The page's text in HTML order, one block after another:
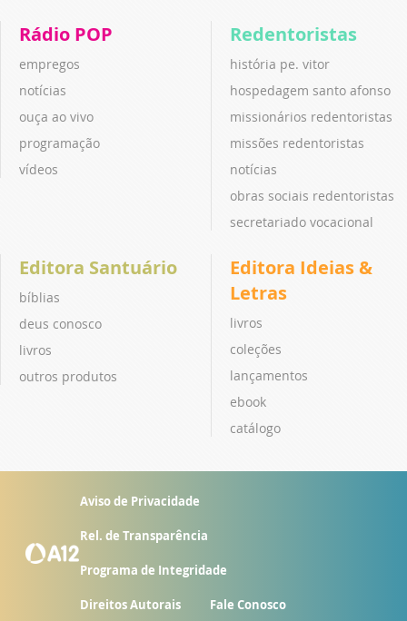
Rádio POP
empregos
notícias
ouça ao vivo
programação
vídeos
Redentoristas
história pe. vitor
hospedagem santo afonso
missionários redentoristas
missões redentoristas
notícias
obras sociais redentoristas
secretariado vocacional
Editora Santuário
bíblias
deus conosco
livros
outros produtos
Editora Ideias &
Letras
livros
coleções
lançamentos
ebook
catálogo
Aviso de Privacidade
Rel. de Transparência
Programa de Integridade
Direitos Autorais Fale Conosco